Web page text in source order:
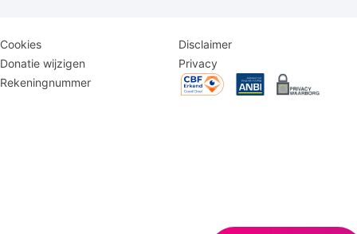
Disclaimer
menu
Cookies
Disclaimer
Donatie wijzigen
Privacy
Rekeningnummer
Logomenu